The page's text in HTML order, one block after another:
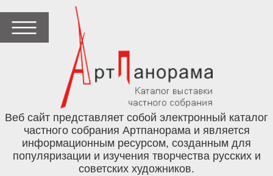
Веб сайт представляет собой электронный каталог
частного собрания Артпанорама и является
информационным ресурсом, созданным для
популяризации и изучения творчества русских и
советских художников.